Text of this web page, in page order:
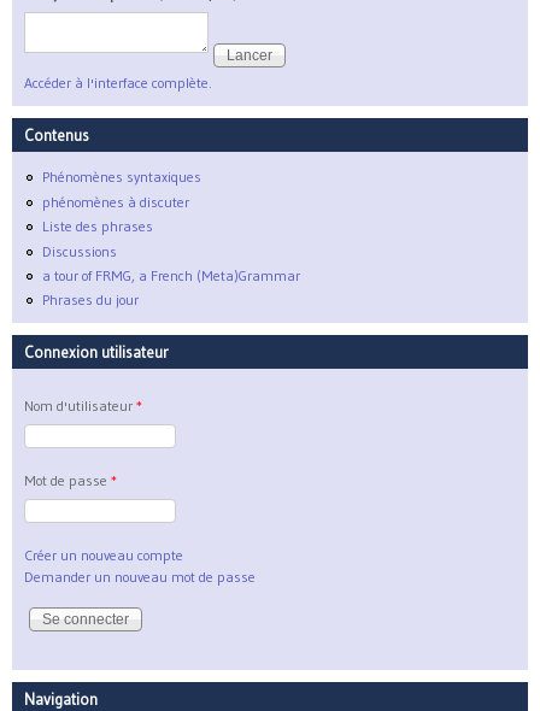
Accéder à l'interface complète.
Contenus
Phénomènes syntaxiques
phénomènes à discuter
Liste des phrases
Discussions
a tour of FRMG, a French (Meta)Grammar
Phrases du jour
Connexion utilisateur
Nom d'utilisateur *
Mot de passe *
Créer un nouveau compte
Demander un nouveau mot de passe
Navigation